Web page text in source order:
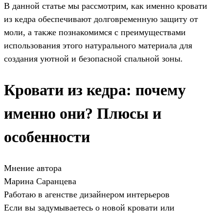
В данной статье мы рассмотрим, как именно кровати
из кедра обеспечивают долговременную защиту от
моли, а также познакомимся с преимуществами
использования этого натурального материала для
создания уютной и безопасной спальной зоны.
Кровати из кедра: почему
именно они? Плюсы и
особенности
Мнение автора
Марина Саранцева
Работаю в агенстве дизайнером интерьеров
Если вы задумываетесь о новой кровати или